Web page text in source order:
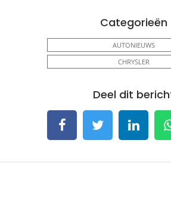
Categorieën
AUTONIEUWS
CHRYSLER
Deel dit